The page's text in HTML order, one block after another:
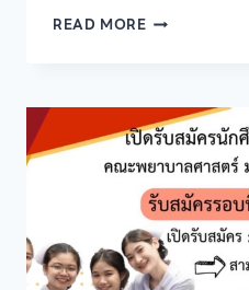
READ MOREขอ
งาน”JIGSAW
TO
THE
UNIVERSITY”